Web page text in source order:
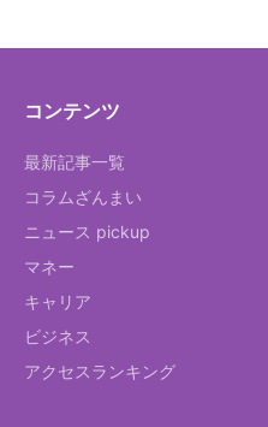
コンテンツ
最新記事一覧
コラムざんまい
ニュース pickup
マネー
キャリア
ビジネス
アクセスランキング